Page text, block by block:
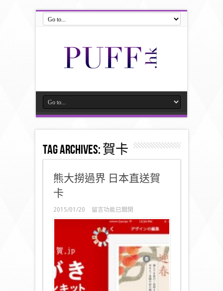
Tag Archives:賀卡
熊大撈過界 日本直送賀
卡
2015/01/20
在
〈熊
撈
過
留言功能已關閉